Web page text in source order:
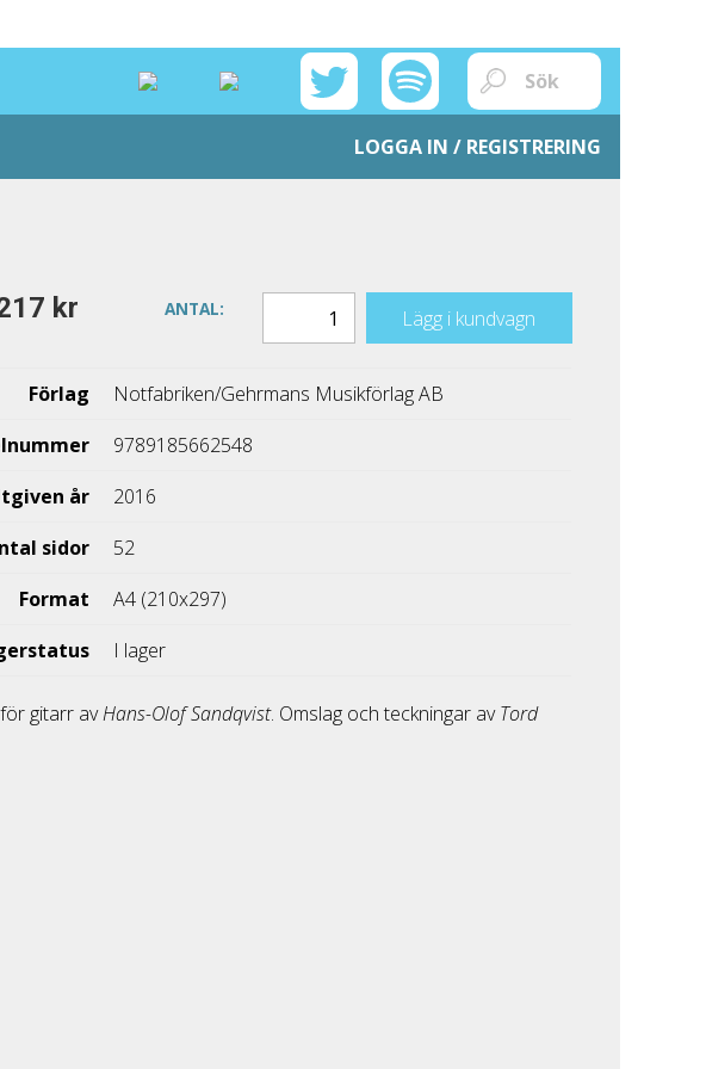
LOGGA IN / REGISTRERING
kr ANTAL: Lägg i kundvagn
Förlag
Notfabriken/Gehrmans Musikförlag AB
9789185662548
år
2016
sidor
52
Format
A4 (210x297)
I lager
gitarr avHans-Olof Sandqvist. Omslag och teckningar avTord